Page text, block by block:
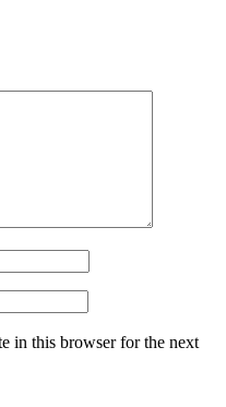
in this browser for the next